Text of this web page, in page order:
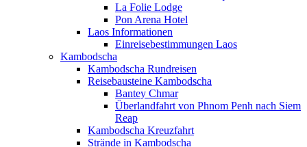
La Folie Lodge
Pon Arena Hotel
Laos Informationen
Einreisebestimmungen Laos
Kambodscha
Kambodscha Rundreisen
Reisebausteine Kambodscha
Bantey Chmar
Überlandfahrt von Phnom Penh nach Siem
Reap
Kambodscha Kreuzfahrt
Strände in Kambodscha